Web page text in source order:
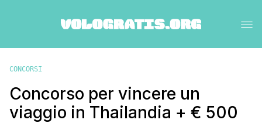
CONCORSI
Concorso per vincere un
viaggio in Thailandia + € 500